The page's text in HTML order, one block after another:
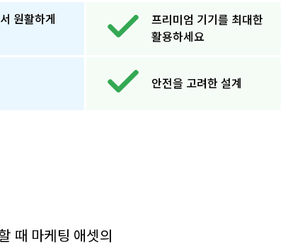
원활하게
프리미엄 기기를 최대한
활용하세요
안전을 고려한 설계
때 마케팅 애셋의